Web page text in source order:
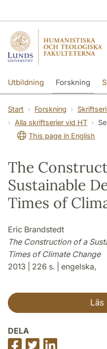
Utbildning Forskning
Start Forskning
Alla skriftserier vid HT
This page in English
The
Sustainable
Times of
Eric Brandstedt
The Construction of a
Times of Climate Change
2013 | 226 s. | engelska,
Läs
DELA
Dela Dela